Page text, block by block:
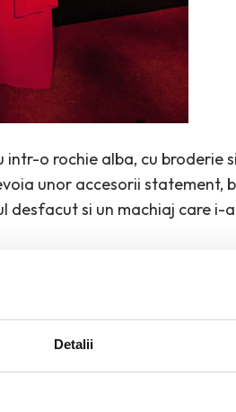
Detalii
intr-o rochie alba, cu broderie
unor accesorii statement,
desfacut si un machiaj care i-